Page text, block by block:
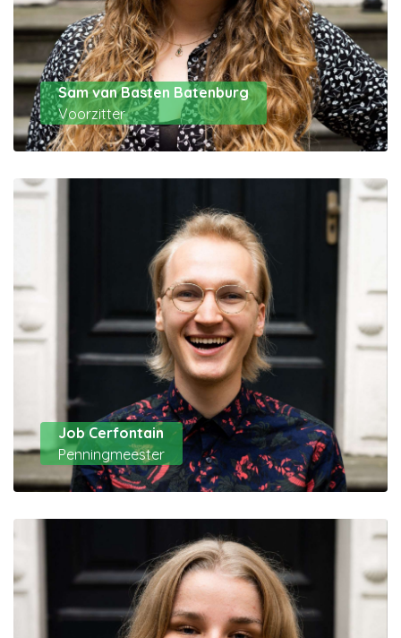
Sam van Basten Batenburg
Voorzitter
Job Cerfontain
Penningmeester